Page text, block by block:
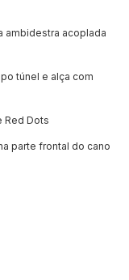
ambidestra acoplada
túnel e alça com
Red Dots
parte frontal do cano